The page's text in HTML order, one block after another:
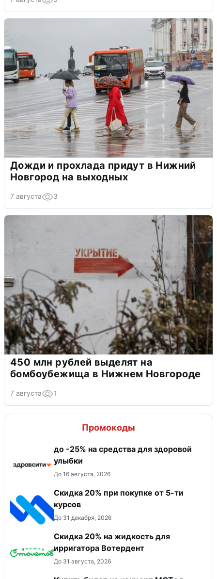
Дожди и прохлада придут в Нижний
Новгород на выходных
7 августа 3
450 млн рублей выделят на
бомбоубежища в Нижнем Новгороде
7 августа 1
Промокоды
до -25% на средства для здоровой
улыбки
До 16 августа, 2026
Скидка 20% при покупке от 5-ти
курсов
До 31 декабря, 2026
Скидка 20% на жидкость для
ирригатора Вотердент
До 31 августа, 2026